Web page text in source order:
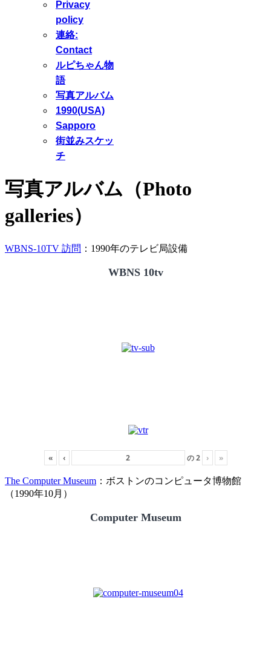
Privacy
policy
連絡:
Contact
ルピちゃん物
語
写真アルバム
1990(USA)
Sapporo
街並みスケッ
チ
写真アルバム（Photo
galleries）
WBNS-10TV 訪問 ：1990年のテレビ局設備
WBNS 10tv
« ‹ の2 › »
The Computer Museum ：ボストンのコンピュータ博物館
（1990年10月）
Computer Museum